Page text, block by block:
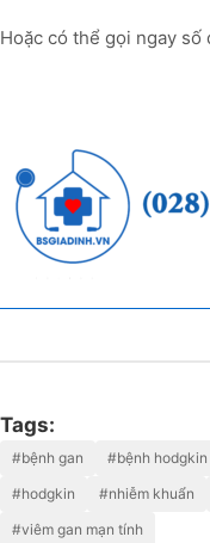
Hoặc có thể gọi ngay
Tags:
#bệnh gan #bệnh hodgkin
#hodgkin
#nhiễm khuẩn
#viêm gan mạn tính